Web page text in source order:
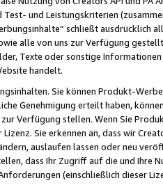
und Leistungskriterien
schließt ausdrücklich
alle von uns zur Verfügung
Texte oder sonstige
handelt.
Sie können Produkt-
Genehmigung erteilt haben,
zur Verfügung stellen. Wenn Sie
Sie erkennen an, dass wir
auslaufen lassen oder neu
dass Ihr Zugriff auf die und Ihre
(einschließlich dieser